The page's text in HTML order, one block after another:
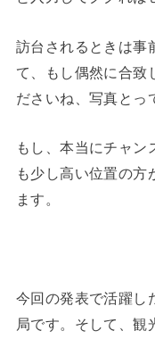
訪台されるときは事
て、もし偶然に合致
ださいね、写真とっ
もし、本当にチャン
も少し高い位置の方
ます。
今回の発表で活躍し
局です。そして、観